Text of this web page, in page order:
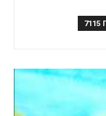
7115